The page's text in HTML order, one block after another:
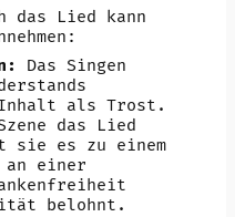
das Lied kann
Das Singen
als Trost.
das Lied
sie es zu einem
einer
belohnt.